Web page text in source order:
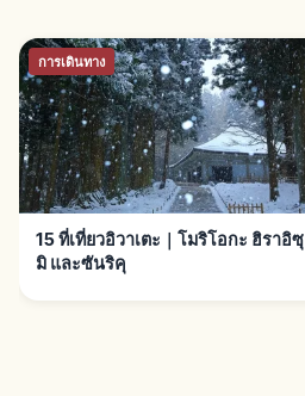
การเดินทาง
15 ที่เที่ยวอิวาเตะ｜โมริโอกะ ฮิราอิซุ
มิ และซันริคุ